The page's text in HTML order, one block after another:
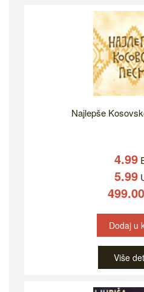
Najlepše
4.99
5.99
499.00
Dodaj u
Više